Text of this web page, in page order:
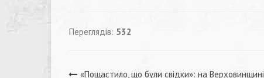
Переглядів: 532
«Пощастило, що були свідки»: на Верховинщині